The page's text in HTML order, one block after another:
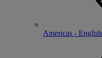
Americas - English